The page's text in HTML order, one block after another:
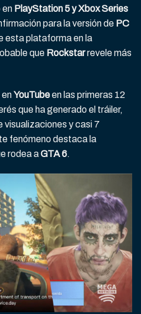
en PlayStation 5 y Xbox Series
para la versión de PC
esta plataforma en la
que Rockstarrevele más
enYouTubeen las primeras 12
que ha generado el tráiler,
visualizaciones y casi 7
fenómeno destaca la
rodea aGTA 6.